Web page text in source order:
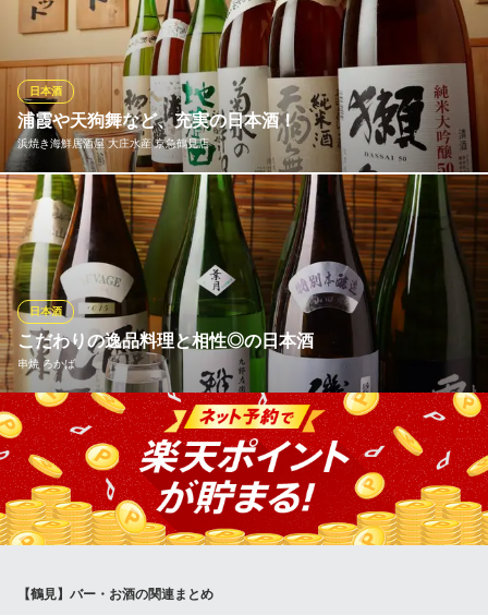
す。 富乃宝山・鶴見（鹿児島の芋焼酎）・蔓無源氏・晴耕雨読・
吟香鳥飼・紅乙女・ダバダ火振・一粒の麦など
ひいらぎ
和風海鮮居酒屋
ＪＲ鶴見駅西口 徒歩3分
神奈川県横浜市鶴見区豊岡町13-39 2F
浦霞や天狗舞など、充実の日本酒！
浜焼き海鮮居酒屋 大庄水産 京急鶴見店
日本酒
新鮮なお魚には、なんといっても日本酒が相性抜群！当店では、
お料理に合う日本酒を各種取り揃えております。定番の「浦霞」
「天狗舞」「出羽桜」などの地酒もご用意！お刺身と日本酒を交
互に口に運べば、ついついお酒もすすみます！新鮮なお魚と一緒
にクイっと一杯いかがですか♪
浜焼き海鮮居酒屋 大庄水産 京急鶴見店
直送鮮魚の浜焼き居酒屋
京急本線京急鶴見駅 徒歩1分
神奈川県横浜市鶴見区鶴見中央4-16-1 萬屋・折井ビル1〜2F
こだわりの逸品料理と相性◎の日本酒
串焼 ろかば
日本酒
自慢の料理に合わせて選べる厳選日本酒。全国の蔵元より辛口の
スッキリした味わいのものや風味豊かな飲みやすいものまで、
様々な銘柄を取り揃えております。季節ごとの銘酒もございます
ので、スタッフまでお気軽にお尋ねください。飲み口が様々なの
で自慢の絶品料理にあわせて色々と楽しむことができます。
鶴見×串焼鳥居酒屋
【鶴見】バー・お酒の関連まとめ